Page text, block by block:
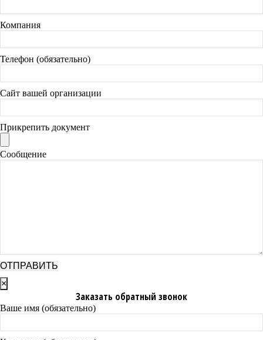
Компания
Телефон (обязательно)
Сайт вашей организации
Прикрепить документ
Сообщение
×
Заказать обратный звонок
Ваше имя (обязательно)